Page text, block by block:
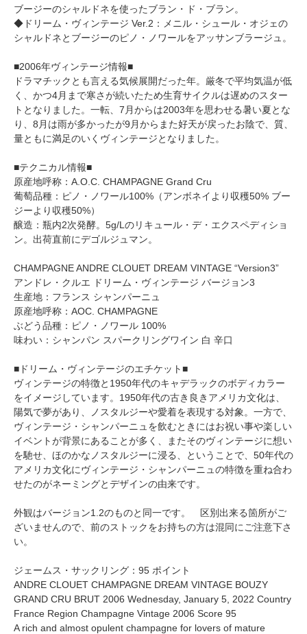
ブージーのシャルドネを使ったブラン・ド・ブラン。
◆ドリーム・ヴィンテージ Ver.2：メニル・シュール・オジェの
シャルドネとブージーのピノ・ノワールをアッサンブラージュ。
■2006年ヴィンテージ情報■
ドラマチックとも言える気候展開だった年。厳冬で平均気温が低
く、かつ4月まで寒さが続いたため生育サイクルは遅めのスター
トとなりました。一転、7月からは2003年を思わせる暑い夏とな
り、8月は雨が多かったが9月からまた好天が戻ったお陰で、質、
量ともに満足のいくヴィンテージとなりました。
■テクニカル情報■
原産地呼称：A.O.C. CHAMPAGNE Grand Cru
葡萄品種：ピノ・ノワール100%（アンボネイより収穫50% ブー
ジーより収穫50%）
醸造：瓶内2次発酵。5g/Lのリキュール・デ・エクスペディショ
ン。出荷直前にデゴルジュマン。
CHAMPAGNE ANDRE CLOUET DREAM VINTAGE “Version3”
アンドレ・クルエ ドリーム・ヴィンテージ バージョン3
生産地：フランス シャンパーニュ
原産地呼称：AOC. CHAMPAGNE
ぶどう品種：ピノ・ノワール 100%
味わい：シャンパン スパークリングワイン 白 辛口
■ドリーム・ヴィンテージのエチケット■
ヴィンテージの特徴と1950年代のキャデラックのボディカラー
をイメージしています。1950年代の古き良きアメリカ文化は、
陽気で夢があり、ノスタルジーや愛着を表現する対象。一方で、
ヴィンテージ・シャンパーニュを飲むときにはお祝い事や楽しい
イベントが背景にあることが多く、またそのヴィンテージに想い
を馳せ、ほのかなノスタルジーに浸る、ということで、50年代の
アメリカ文化にヴィンテージ・シャンパーニュの特徴を重ね合わ
せたのがネーミングとデザインの由来です。
外観はバージョン1.2のものと同一です。 区別出来る箇所がご
ざいませんので、前のストックをお持ちの方は混同にご注意下さ
い。
ジェームス・サックリング：95 ポイント
ANDRE CLOUET CHAMPAGNE DREAM VINTAGE BOUZY
GRAND CRU BRUT 2006 Wednesday, January 5, 2022 Country
France Region Champagne Vintage 2006 Score 95
A rich and almost opulent champagne for lovers of mature